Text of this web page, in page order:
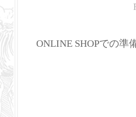
ONLINE SHOPでの